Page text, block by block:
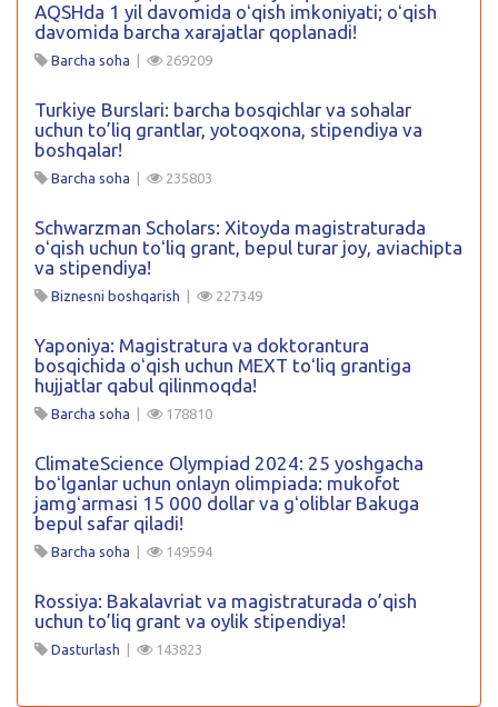
AQSHda 1 yil davomida oʻqish imkoniyati; oʻqish
davomida barcha xarajatlar qoplanadi!
Barcha soha | 269209
Turkiye Burslari: barcha bosqichlar va sohalar
uchun to’liq grantlar, yotoqxona, stipendiya va
boshqalar!
Barcha soha | 235803
Schwarzman Scholars: Xitoyda magistraturada
oʻqish uchun toʻliq grant, bepul turar joy, aviachipta
va stipendiya!
Biznesni boshqarish | 227349
Yaponiya: Magistratura va doktorantura
bosqichida oʻqish uchun MEXT toʻliq grantiga
hujjatlar qabul qilinmoqda!
Barcha soha | 178810
ClimateScience Olympiad 2024: 25 yoshgacha
boʻlganlar uchun onlayn olimpiada: mukofot
jamgʻarmasi 15 000 dollar va gʻoliblar Bakuga
bepul safar qiladi!
Barcha soha | 149594
Rossiya: Bakalavriat va magistraturada o’qish
uchun to’liq grant va oylik stipendiya!
Dasturlash | 143823